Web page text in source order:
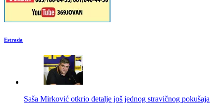
Estrada
Saša Mirković otkrio detalje još jednog stravičnog pokušaja